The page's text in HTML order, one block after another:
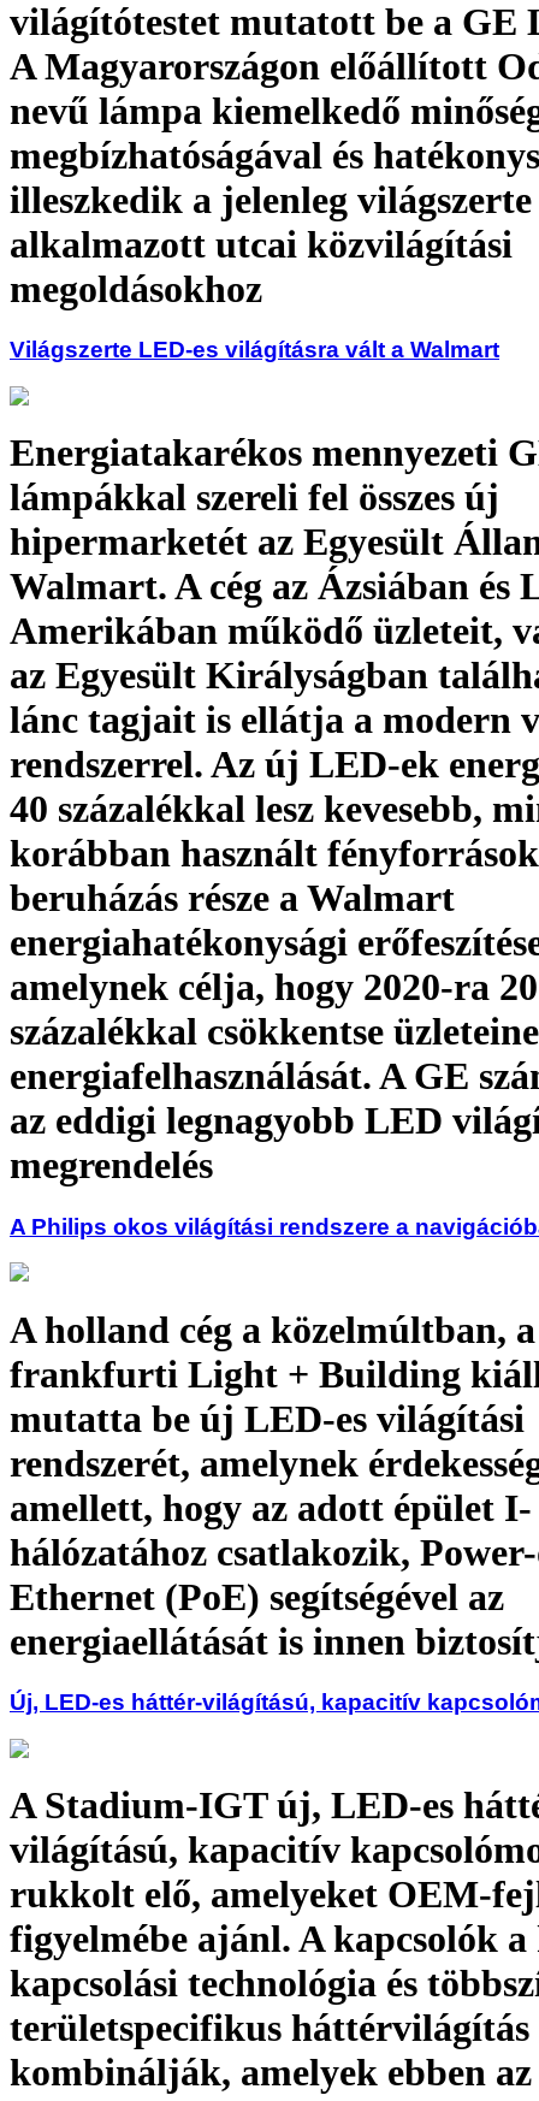
világítótestet mutatott be a GE
A Magyarországon előállított
nevű lámpa kiemelkedő
megbízhatóságával és
illeszkedik a jelenleg világszerte
alkalmazott utcai közvilágítási
megoldásokhoz
Világszerte LED-es világításra vált a Walmart
Energiatakarékos mennyezeti
lámpákkal szereli fel összes új
hipermarketét az Egyesült
Walmart. A cég az Ázsiában és
Amerikában működő üzleteit,
az Egyesült Királyságban
lánc tagjait is ellátja a modern
rendszerrel. Az új LED-ek
40 százalékkal lesz kevesebb,
korábban használt
beruházás része a Walmart
energiahatékonysági
amelynek célja, hogy 2020-ra 20
százalékkal csökkentse
energiafelhasználását. A GE
az eddigi legnagyobb LED
megrendelés
A Philips okos világítási rendszere a
A holland cég a közelmúltban, a
frankfurti Light + Building
mutatta be új LED-es világítási
rendszerét, amelynek
amellett, hogy az adott épület I-
hálózatához csatlakozik,
Ethernet (PoE) segítségével az
energiaellátását is innen
Új, LED-es háttér-világítású, kapacitív
A Stadium-IGT új, LED-es
világítású, kapacitív
rukkolt elő, amelyeket OEM-
figyelmébe ajánl. A kapcsolók
kapcsolási technológia és
területspecifikus háttérvilágítás
kombinálják, amelyek ebben az